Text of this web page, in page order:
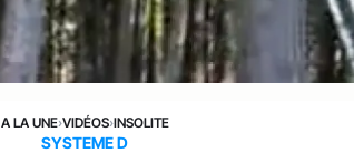
A LA UNE›VIDÉOS›INSOLITE
SYSTEME D